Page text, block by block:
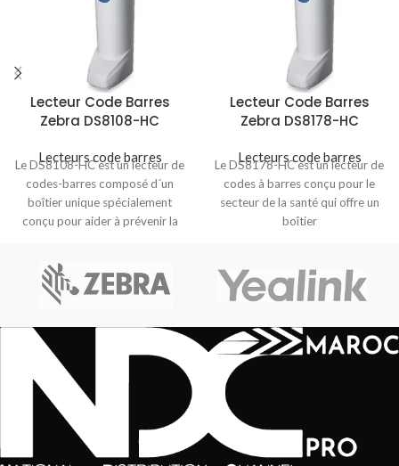
Lecteur Code Barres
Zebra DS8108-HC
Lecteurs code barres
Le DS8108-HC est un lecteur de
codes-barres composé d´un
boîtier unique spécialement
conçu pour aider à prévenir la
Lecteur Code Barres
Zebra DS8178-HC
Lecteurs code barres
Le DS8178-HC est un lecteur de
codes à barres conçu pour le
secteur de la santé qui offre un
boîtier